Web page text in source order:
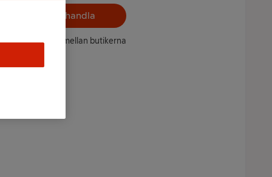
Välj butik och handla
kan variera mellan butikerna